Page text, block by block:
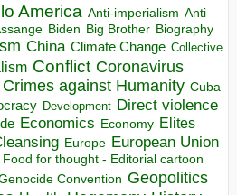
America Anti-imperialism Anti
Biden Big Brother Biography
China Climate Change Collective
Conflict Coronavirus
Crimes against Humanity Cuba
Development Direct violence
Economics Economy Elites
Europe European Union
Food for thought - Editorial cartoon
Convention Geopolitics